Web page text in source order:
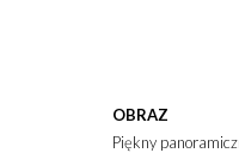
OBRAZ
Piękny